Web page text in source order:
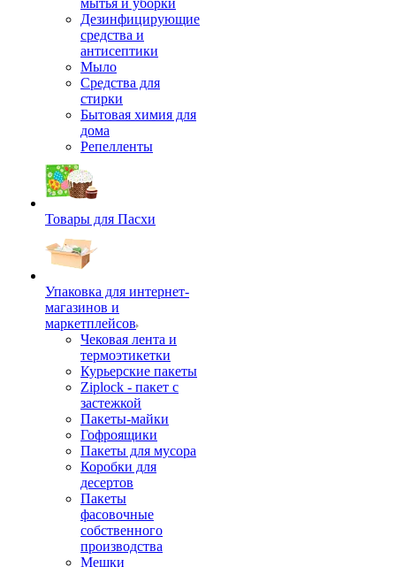
мытья и уборки
Дезинфицирующие
средства и
антисептики
Мыло
Средства для
стирки
Бытовая химия для
дома
Репелленты
Товары для Пасхи
Упаковка для интернет-
магазинов и
маркетплейсов
Чековая лента и
термоэтикетки
Курьерские пакеты
Ziplock - пакет с
застежкой
Пакеты-майки
Гофроящики
Пакеты для мусора
Коробки для
десертов
Пакеты
фасовочные
собственного
производства
Мешки